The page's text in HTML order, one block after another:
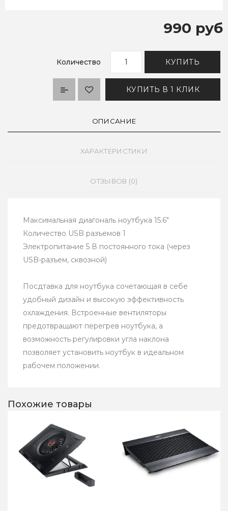
990 руб
Количество КУПИТЬ
КУПИТЬ В 1 КЛИК
ОПИСАНИЕ
ХАРАКТЕРИСТИКИ
ОТЗЫВОВ (0)
Максимальная диагональ ноутбука 15.6"
Количество USB разъемов 1
Электропитание 5 В постоянного тока (через
USB-разъем, сквозной)
Посдтавка для ноутбука сочетающая в себе
удобный дизайн и высокую эффективность
охлаждения. Встроенные вентиляторы
предотвращают перегрев ноутбука, а
возможность регулировки угла наклона
позволяет установить ноутбук в идеальном
рабочем положении.
Похожие товары